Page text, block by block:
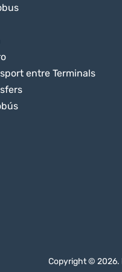
entre Terminals
Copyright ©